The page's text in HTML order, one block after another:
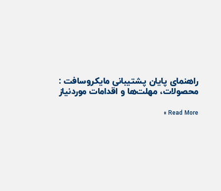
راهنمای پایان پشتیبانی مایکروسافت :
محصولات، مهلت‌ها و اقدامات موردنیاز
Read More »